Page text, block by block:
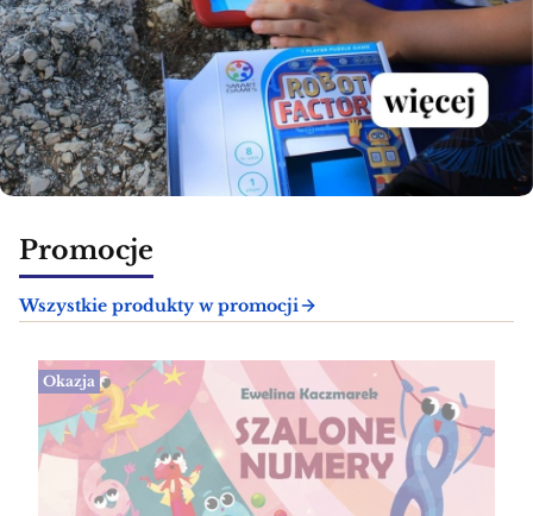
Promocje
Wszystkie produkty w promocji
Okazja